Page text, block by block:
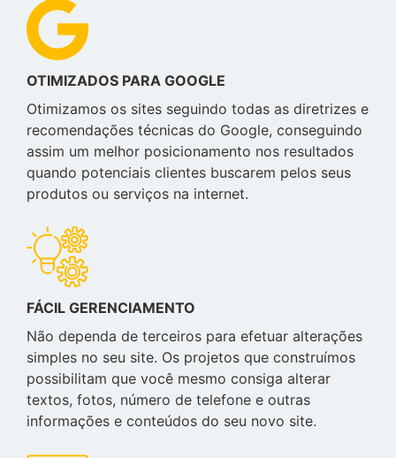
OTIMIZADOS PARA GOOGLE
Otimizamos os sites seguindo todas as diretrizes e
recomendações técnicas do Google, conseguindo
assim um melhor posicionamento nos resultados
quando potenciais clientes buscarem pelos seus
produtos ou serviços na internet.
FÁCIL GERENCIAMENTO
Não dependa de terceiros para efetuar alterações
simples no seu site. Os projetos que construímos
possibilitam que você mesmo consiga alterar
textos, fotos, número de telefone e outras
informações e conteúdos do seu novo site.